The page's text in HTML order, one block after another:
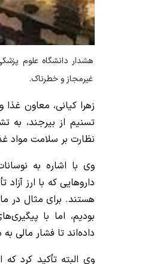
هشدار دانشگاه علوم
غیرمجاز و خطرناک.
زهرا کیانی، معاون
تسنیم از بیرجند، به
نظارت بر سلامت مواد
وی با اشاره به
داروهایی که با ارز
هستند. برای مثال در
بودیم، اما با
داده‌اند تا فشار مالی
وی البته تأکید کرد